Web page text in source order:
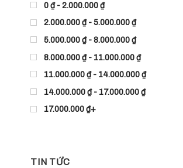
0 ₫ - 2.000.000 ₫
2.000.000 ₫ - 5.000.000 ₫
5.000.000 ₫ - 8.000.000 ₫
8.000.000 ₫ - 11.000.000 ₫
11.000.000 ₫ - 14.000.000 ₫
14.000.000 ₫ - 17.000.000 ₫
17.000.000 ₫+
TIN TỨC